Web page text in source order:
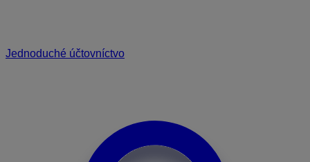
Jednoduché účtovníctvo